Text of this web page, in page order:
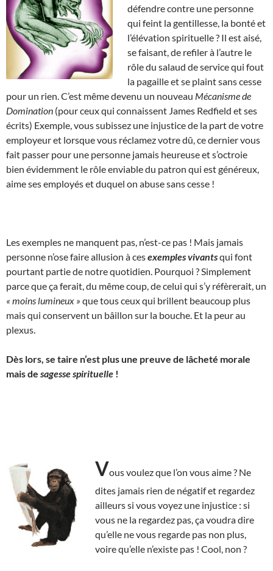
défendre contre une personne
qui feint la gentillesse, la bonté et
l’élévation spirituelle ? Il est aisé,
se faisant, de refiler à l’autre le
rôle du salaud de service qui fout
la pagaille et se plaint sans cesse
pour un rien. C’est même devenu un nouveau Mécanisme de
Domination (pour ceux qui connaissent James Redfield et ses
écrits) Exemple, vous subissez une injustice de la part de votre
employeur et lorsque vous réclamez votre dû, ce dernier vous
fait passer pour une personne jamais heureuse et s’octroie
bien évidemment le rôle enviable du patron qui est généreux,
aime ses employés et duquel on abuse sans cesse !
Les exemples ne manquent pas, n’est-ce pas ! Mais jamais
personne n’ose faire allusion à cesexemples vivantsqui font
pourtant partie de notre quotidien. Pourquoi ? Simplement
parce que ça ferait, du même coup, de celui qui s’y réfèrerait, un
« moins lumineux » que tous ceux qui brillent beaucoup plus
mais qui conservent un bâillon sur la bouche. Et la peur au
plexus.
Dès lors, se taire n’est plus une preuve de lâcheté morale
mais de sagesse spirituelle !
Vous voulez que l’on vous aime ? Ne
dites jamais rien de négatif et regardez
ailleurs si vous voyez une injustice : si
vous ne la regardez pas, ça voudra dire
qu’elle ne vous regarde pas non plus,
voire qu’elle n’existe pas ! Cool, non ?